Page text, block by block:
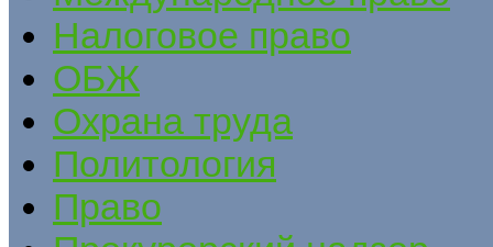
Налоговое право
ОБЖ
Охрана труда
Политология
Право